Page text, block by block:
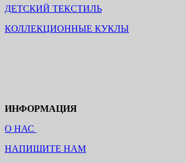
ДЕТСКИЙ ТЕКСТИЛЬ
КОЛЛЕКЦИОННЫЕ КУКЛЫ
ИНФОРМАЦИЯ
О НАС
НАПИШИТЕ НАМ